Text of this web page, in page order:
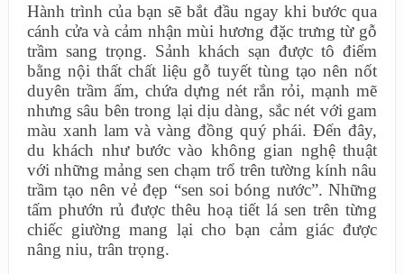
Hành trình của bạn sẽ bắt đầu ngay khi bước qua
cánh cửa và cảm nhận mùi hương đặc trưng từ gỗ
trầm sang trọng. Sảnh khách sạn được tô điểm
bằng nội thất chất liệu gỗ tuyết tùng tạo nên nốt
duyên trầm ấm, chứa dựng nét rắn rỏi, mạnh mẽ
nhưng sâu bên trong lại dịu dàng, sắc nét với gam
màu xanh lam và vàng đồng quý phái. Đến đây,
du khách như bước vào không gian nghệ thuật
với những mảng sen chạm trổ trên tường kính nâu
trầm tạo nên vẻ đẹp “sen soi bóng nước”. Những
tấm phướn rủ được thêu hoạ tiết lá sen trên từng
chiếc giường mang lại cho bạn cảm giác được
nâng niu, trân trọng.